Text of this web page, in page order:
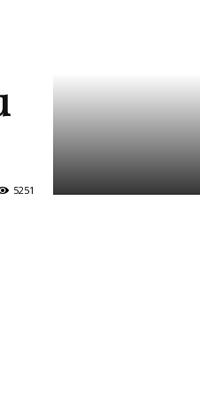
5251